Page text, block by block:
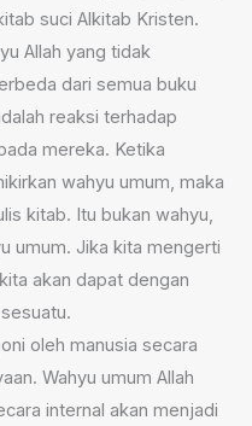
suci Alkitab Kristen.
Allah yang tidak
dari semua buku
reaksi terhadap
mereka. Ketika
wahyu umum, maka
kitab. Itu bukan wahyu,
umum. Jika kita mengerti
akan dapat dengan
oleh manusia secara
Wahyu umum Allah
internal akan menjadi